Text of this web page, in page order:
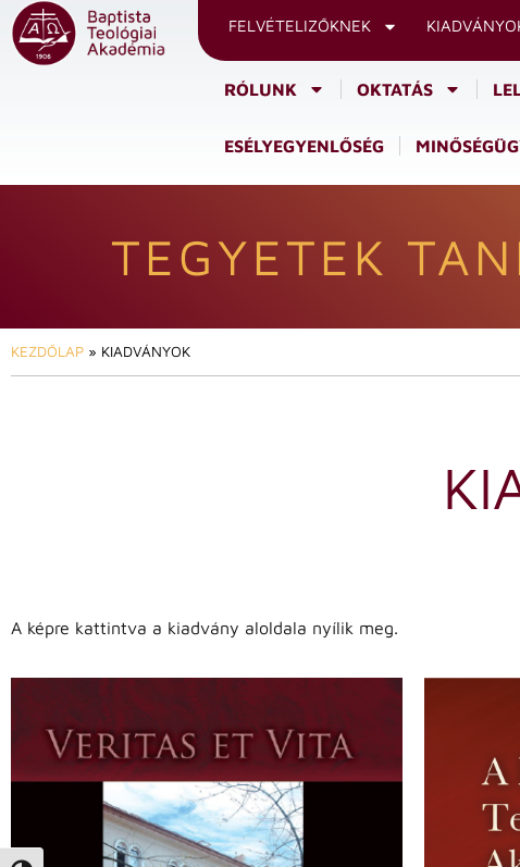
FELVÉTELIZŐKNEK
RÓLUNK OKTATÁS
ESÉLYEGYENLŐSÉG
TEGYETEK
KEZDŐLAP » KIADVÁNYOK
A képre kattintva a kiadvány aloldala nyílik meg.